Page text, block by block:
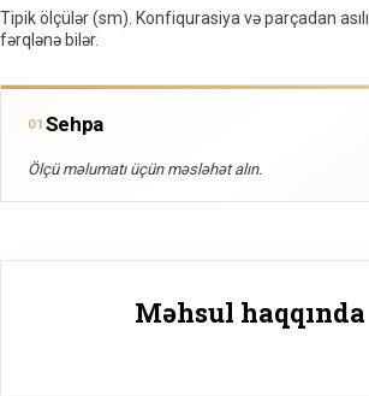
Tipik ölçülər (sm). Konfiqurasiya və parçadan asılı
fərqlənə bilər.
01 Sehpa
Ölçü məlumatı üçün məsləhət alın.
Məhsul haqqında